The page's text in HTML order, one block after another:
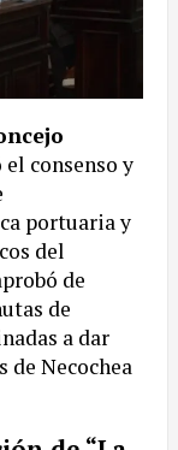
el consenso y
portuaria y
del
de
de
a dar
de Necochea